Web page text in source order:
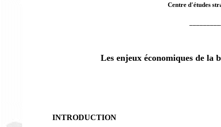
Centre d'études
Les enjeux économiques de la
INTRODUCTION